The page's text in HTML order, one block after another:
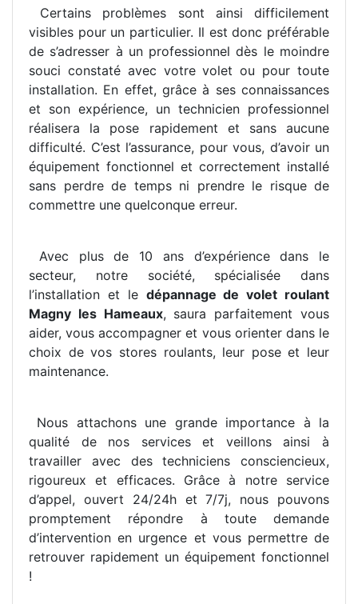
Certains problèmes sont ainsi difficilement
visibles pour un particulier. Il est donc préférable
de s’adresser à un professionnel dès le moindre
souci constaté avec votre volet ou pour toute
installation. En effet, grâce à ses connaissances
et son expérience, un technicien professionnel
réalisera la pose rapidement et sans aucune
difficulté. C’est l’assurance, pour vous, d’avoir un
équipement fonctionnel et correctement installé
sans perdre de temps ni prendre le risque de
commettre une quelconque erreur.
Avec plus de 10 ans d’expérience dans le
secteur, notre société, spécialisée dans
l’installation et le dépannage de volet roulant
Magny les Hameaux, saura parfaitement vous
aider, vous accompagner et vous orienter dans le
choix de vos stores roulants, leur pose et leur
maintenance.
Nous attachons une grande importance à la
qualité de nos services et veillons ainsi à
travailler avec des techniciens consciencieux,
rigoureux et efficaces. Grâce à notre service
d’appel, ouvert 24/24h et 7/7j, nous pouvons
promptement répondre à toute demande
d’intervention en urgence et vous permettre de
retrouver rapidement un équipement fonctionnel
!